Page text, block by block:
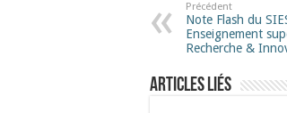
Précédent
Note Flash du
Enseignement
Recherche &
Articles liés